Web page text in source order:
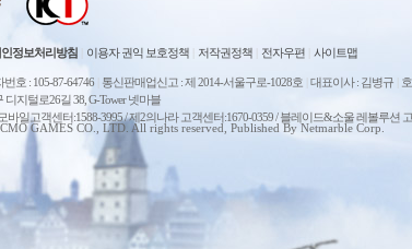
정보처리방침 이용자 권익 보호정책 저작권정책 전자우편 사이트맵
번호 : 105-87-64746 통신판매업신고 : 제 2014-서울구로-1028호 대표이사 : 김병규
지털로26길 38, G-Tower 넷마블
바일고객센터:1588-3995 / 제2의나라 고객센터:1670-0359 / 블레이드&소울 레볼루션
GAMES CO., LTD. All rights reserved, Published By Netmarble Corp.